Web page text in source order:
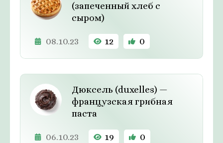
(запеченный хлеб с
сыром)
08.10.23 12 0
Дюксель (duxelles) —
французская грибная
паста
06.10.23 19 0